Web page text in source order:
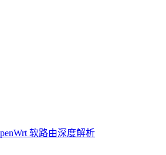
软路由深度解析